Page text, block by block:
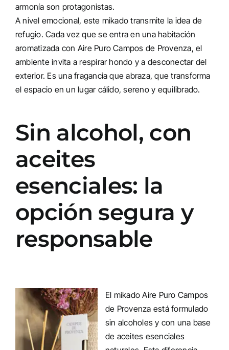
armonía son protagonistas.
A nivel emocional, este mikado transmite la idea de
refugio. Cada vez que se entra en una habitación
aromatizada con Aire Puro Campos de Provenza, el
ambiente invita a respirar hondo y a desconectar del
exterior. Es una fragancia que abraza, que transforma
el espacio en un lugar cálido, sereno y equilibrado.
Sin alcohol, con
aceites
esenciales: la
opción segura y
responsable
El mikado Aire Puro Campos
de Provenza está formulado
sin alcoholes y con una base
de aceites esenciales